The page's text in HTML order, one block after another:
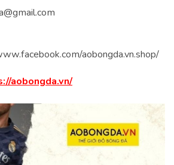
aobongda.vn.shop/
aobongda.vn/